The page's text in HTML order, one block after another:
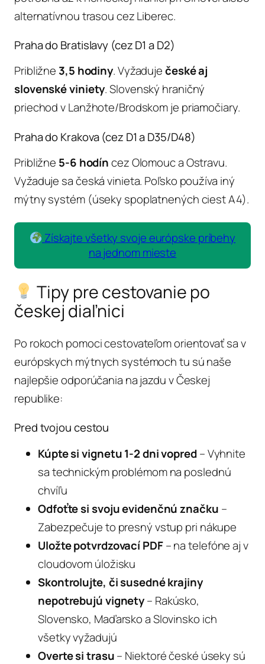
alternatívnou trasou cez Liberec.
Praha do Bratislavy (cez D1 a D2)
Približne 3,5 hodiny. Vyžaduječeské aj
slovenské viniety. Slovenský hraničný
priechod v Lanžhote/Brodskom je priamočiary.
Praha do Krakova (cez D1 a D35/D48)
Približne 5-6 hodíncez Olomouc a Ostravu.
Vyžaduje sa česká vinieta. Poľsko používa iný
mýtny systém (úseky spoplatnených ciest A4).
Získajte všetky svoje európske príbehy
na jednom mieste
Tipy pre cestovanie po
českej diaľnici
Po rokoch pomoci cestovateľom orientovať sa v
európskych mýtnych systémoch tu sú naše
najlepšie odporúčania na jazdu v Českej
republike:
Pred tvojou cestou
Kúpte si vignetu 1-2 dni vopred– Vyhnite
sa technickým problémom na poslednú
chvíľu
Odfoťte si svoju evidenčnú značku –
Zabezpečuje to presný vstup pri nákupe
Uložte potvrdzovací PDF– na telefóne aj v
cloudovom úložisku
Skontrolujte, či susedné krajiny
nepotrebujú vignety– Rakúsko,
Slovensko, Maďarsko a Slovinsko ich
všetky vyžadujú
Overte si trasu– Niektoré české úseky sú